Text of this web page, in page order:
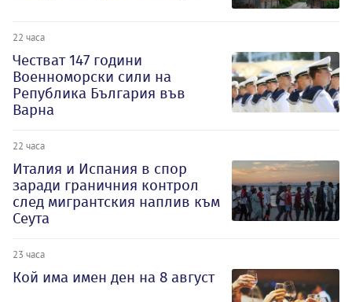
22 часа
Честват 147 години
Военноморски сили на
Република България във
Варна
22 часа
Италия и Испания в спор
заради граничния контрол
след мигрантския наплив към
Сеута
23 часа
Кой има имен ден на 8 август